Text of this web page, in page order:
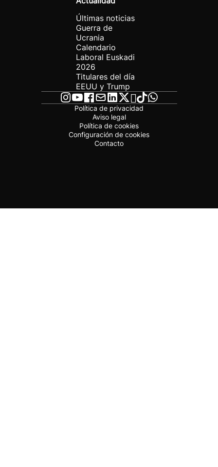
Últimas noticias
Guerra de
Ucrania
Calendario
Laboral Euskadi
2026
Titulares del día
EEUU y Trump
Política de privacidad
Aviso legal
Política de cookies
Configuración de cookies
Contacto